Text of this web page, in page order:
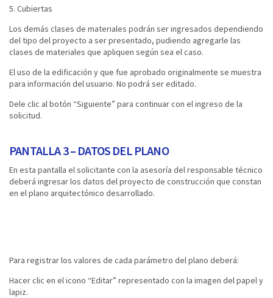
5. Cubiertas
Los demás clases de materiales podrán ser ingresados dependiendo
del tipo del proyecto a ser presentado, pudiendo agregarle las
clases de materiales que apliquen según sea el caso.
El uso de la edificación y que fue aprobado originalmente se muestra
para información del usuario. No podrá ser editado.
Dele clic al botón “Siguiente” para continuar con el ingreso de la
solicitud.
PANTALLA 3 – DATOS DEL PLANO
En esta pantalla el solicitante con la asesoría del responsable técnico
deberá ingresar los datos del proyecto de construcción que constan
en el plano arquitectónico desarrollado.
Para registrar los valores de cada parámetro del plano deberá:
Hacer clic en el icono “Editar” representado con la imagen del papel y
lapiz.